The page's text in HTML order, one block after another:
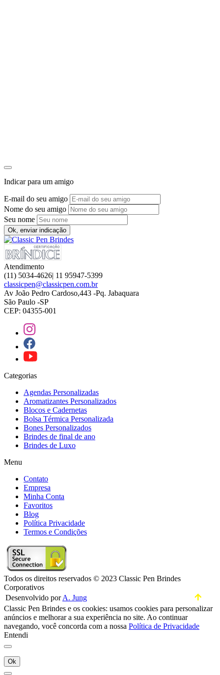
Indicar para um amigo
E-mail do seu amigo
Nome do seu amigo
Seu nome
Ok, enviar indicação
Atendimento
(11) 5034-4626| 11 95947-5399
classicpen@classicpen.com.br
Av João Pedro Cardoso,443 -Pq. Jabaquara
São Paulo -SP
CEP: 04355-001
Categorias
Agendas Personalizadas
Aromatizantes Personalizados
Blocos e Cadernetas
Bolsa Térmica Personalizada
Bones Personalizados
Brindes de final de ano
Brindes de Luxo
Menu
Contato
Empresa
Minha Conta
Favoritos
Blog
Política Privacidade
Termos e Condições
Todos os direitos reservados © 2023 Classic Pen Brindes
Corporativos
Desenvolvido porA. Jung
Classic Pen Brindes e os cookies: usamos cookies para personalizar
anúncios e melhorar a sua experiência no site. Ao continuar
navegando, você concorda com a nossa Política de Privacidade
Entendi
Ok